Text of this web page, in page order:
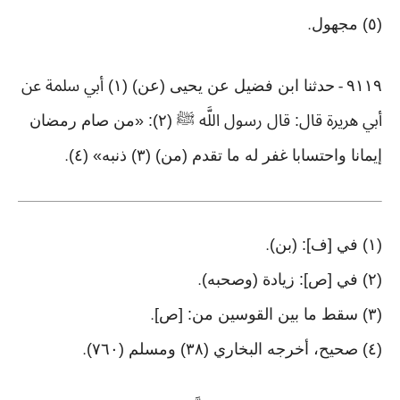
(٥) مجهول .
٩١١٩ -
حدثنا ابن فضيل عن يحيى (عن) (١) أبي سلمة عن
أبي هريرة قال: قال رسول اللَّه ﷺ (٢): «من صام رمضان
إيمانا واحتسابا غفر له ما تقدم (من) (٣) ذنبه» (٤)
.
(١) في [ف]: (بن) .
(٢) في [ص]: زيادة (وصحبه) .
(٣) سقط ما بين القوسين من: [ص] .
(٤) صحيح، أخرجه البخاري (٣٨) ومسلم (٧٦٠) .